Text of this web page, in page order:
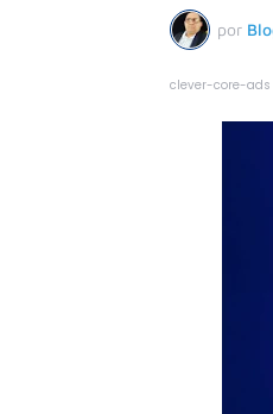
por
clever-core-ads